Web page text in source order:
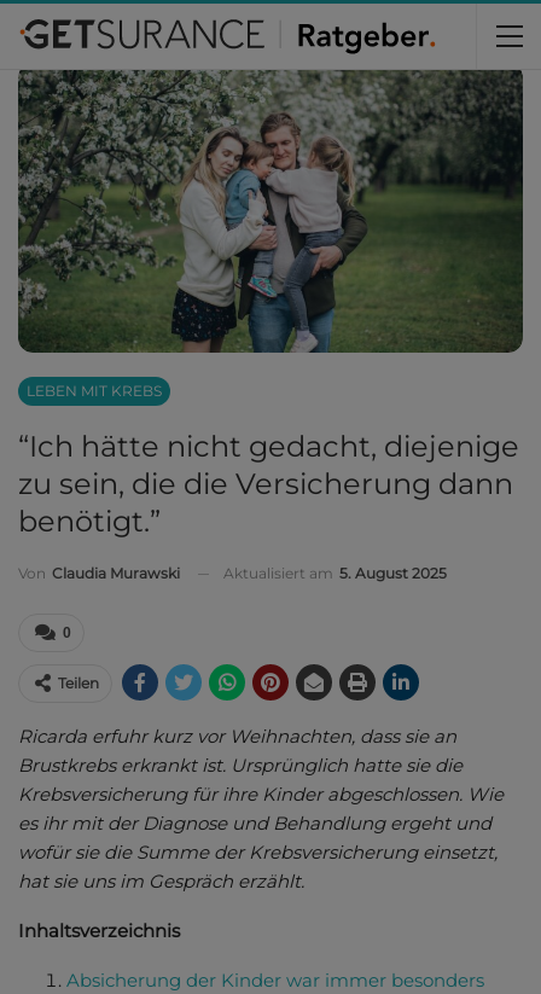
Home Krebs Leben mit Krebs
LEBEN MIT KREBS
“Ich hätte nicht gedacht, diejenige
zu sein, die die Versicherung dann
benötigt.”
Von Claudia Murawski Aktualisiert am 5. August 2025
0
Teilen
Ricarda erfuhr kurz vor Weihnachten, dass sie an
Brustkrebs erkrankt ist. Ursprünglich hatte sie die
Krebsversicherung für ihre Kinder abgeschlossen. Wie
es ihr mit der Diagnose und Behandlung ergeht und
wofür sie die Summe der Krebsversicherung einsetzt,
hat sie uns im Gespräch erzählt.
Inhaltsverzeichnis
Absicherung der Kinder war immer besonders